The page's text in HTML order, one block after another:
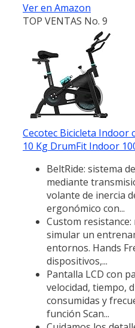
Ver en Amazon
TOP VENTAS No. 9
Cecotec Bicicleta Indoor
10 Kg DrumFit Indoor
BeltRide: sistema
mediante
volante de inercia
ergonómico con...
Custom
simular un
entornos. Hands
dispositivos,...
Pantalla LCD con
velocidad, tiempo,
consumidas y
función Scan...